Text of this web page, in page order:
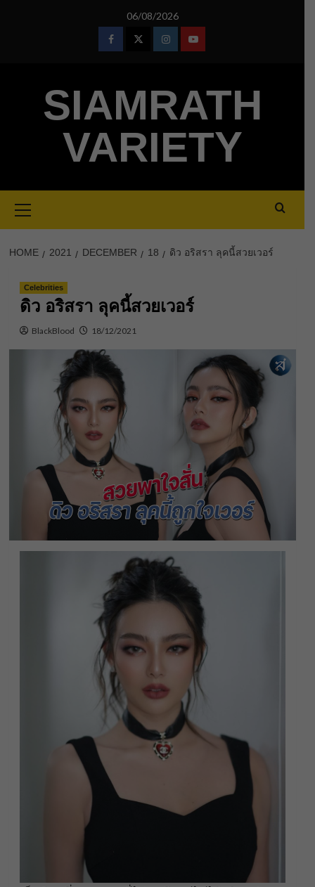
06/08/2026
FacebookTwitterInstagramYoutube
SIAMRATH
VARIETY
Menu
HOME 2021 DECEMBER 18 ดิว อริสรา ลุคนี้สวยเวอร์
Celebrities
ดิว อริสรา ลุคนี้สวยเวอร์
BlackBlood 18/12/2021